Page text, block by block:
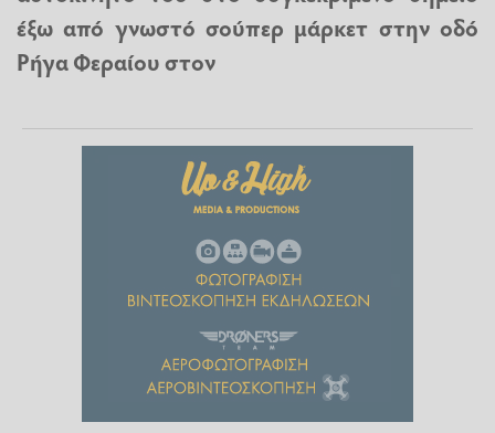
έξω από γνωστό σούπερ μάρκετ στην οδό
Ρήγα Φεραίου στον